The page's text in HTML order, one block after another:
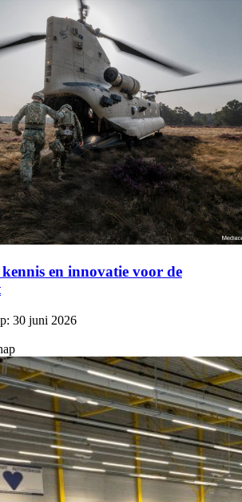
en innovatie voor de
30 juni 2026